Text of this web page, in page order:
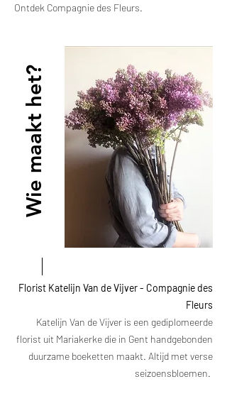
Ontdek Compagnie des Fleurs.
Wie maakt het?
Florist Katelijn Van de Vijver - Compagnie des
Fleurs
Katelijn Van de Vijver is een gediplomeerde
florist uit Mariakerke die in Gent handgebonden
duurzame boeketten maakt. Altijd met verse
seizoensbloemen.